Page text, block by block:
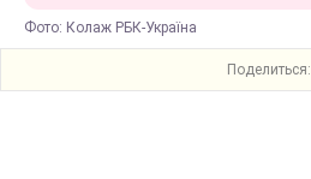
Фото: Колаж РБК-Україна
Поделиться: